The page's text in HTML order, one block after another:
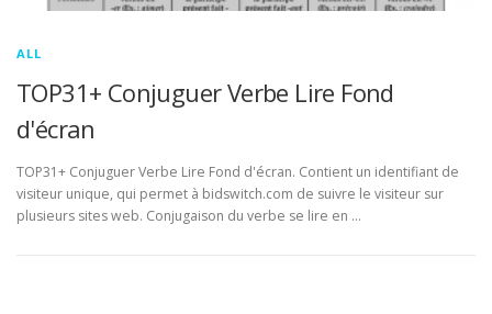
ALL
TOP31+ Conjuguer Verbe Lire Fond
d'écran
TOP31+ Conjuguer Verbe Lire Fond d'écran. Contient un identifiant de
visiteur unique, qui permet à bidswitch.com de suivre le visiteur sur
plusieurs sites web. Conjugaison du verbe se lire en …